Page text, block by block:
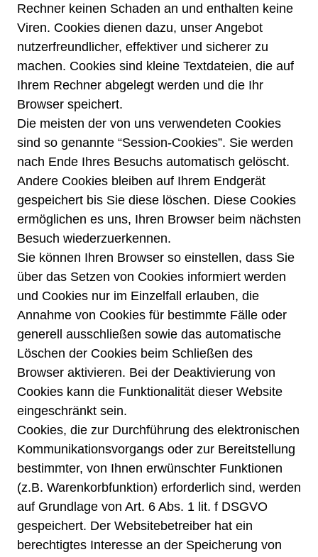
Rechner keinen Schaden an und enthalten keine
Viren. Cookies dienen dazu, unser Angebot
nutzerfreundlicher, effektiver und sicherer zu
machen. Cookies sind kleine Textdateien, die auf
Ihrem Rechner abgelegt werden und die Ihr
Browser speichert.
Die meisten der von uns verwendeten Cookies
sind so genannte “Session-Cookies”. Sie werden
nach Ende Ihres Besuchs automatisch gelöscht.
Andere Cookies bleiben auf Ihrem Endgerät
gespeichert bis Sie diese löschen. Diese Cookies
ermöglichen es uns, Ihren Browser beim nächsten
Besuch wiederzuerkennen.
Sie können Ihren Browser so einstellen, dass Sie
über das Setzen von Cookies informiert werden
und Cookies nur im Einzelfall erlauben, die
Annahme von Cookies für bestimmte Fälle oder
generell ausschließen sowie das automatische
Löschen der Cookies beim Schließen des
Browser aktivieren. Bei der Deaktivierung von
Cookies kann die Funktionalität dieser Website
eingeschränkt sein.
Cookies, die zur Durchführung des elektronischen
Kommunikationsvorgangs oder zur Bereitstellung
bestimmter, von Ihnen erwünschter Funktionen
(z.B. Warenkorbfunktion) erforderlich sind, werden
auf Grundlage von Art. 6 Abs. 1 lit. f DSGVO
gespeichert. Der Websitebetreiber hat ein
berechtigtes Interesse an der Speicherung von